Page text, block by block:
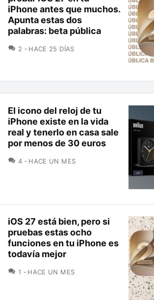
iPhone antes que muchos.
Apunta estas dos
palabras: beta pública
2 COMENTARIOS
HACE 25 DÍAS
El icono del reloj de tu
iPhone existe en la vida
real y tenerlo en casa sale
por menos de 30 euros
4 COMENTARIOS
HACE UN MES
iOS 27 está bien, pero si
pruebas estas ocho
funciones en tu iPhone es
todavía mejor
1 COMENTARIOS
HACE UN MES